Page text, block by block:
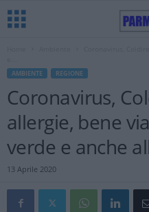
AMBIENTE REGIONE
Coronavirus,
allergie, bene
verde e anche
13 Aprile 2020